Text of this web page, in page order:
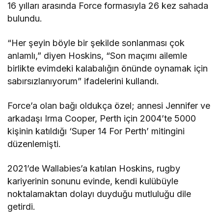
16 yılları arasında Force formasıyla 26 kez sahada
bulundu.
“Her şeyin böyle bir şekilde sonlanması çok
anlamlı,” diyen Hoskins, “Son maçımı ailemle
birlikte evimdeki kalabalığın önünde oynamak için
sabırsızlanıyorum” ifadelerini kullandı.
Force’a olan bağı oldukça özel; annesi Jennifer ve
arkadaşı Irma Cooper, Perth için 2004’te 5000
kişinin katıldığı ‘Super 14 For Perth’ mitingini
düzenlemişti.
2021’de Wallabies’a katılan Hoskins, rugby
kariyerinin sonunu evinde, kendi kulübüyle
noktalamaktan dolayı duyduğu mutluluğu dile
getirdi.